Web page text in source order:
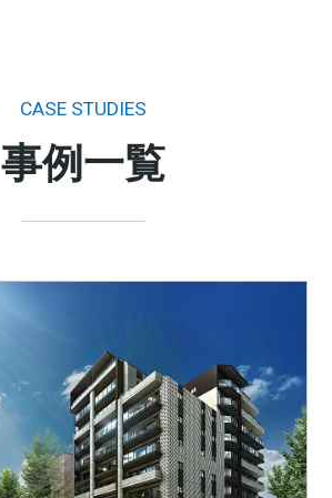
CASE STUDIES
事例一覧